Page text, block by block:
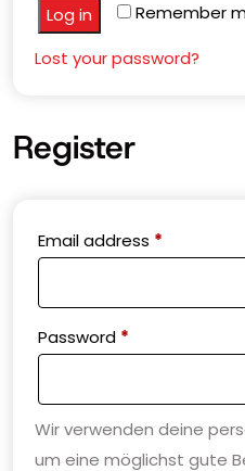
Remember
Log in
Lost your password?
Register
Email address *
Password *
Wir verwenden deine
um eine möglichst gute